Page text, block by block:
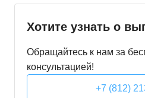
Хотите узнать о
Обращайтесь к нам за
консультацией!
+7 (812)